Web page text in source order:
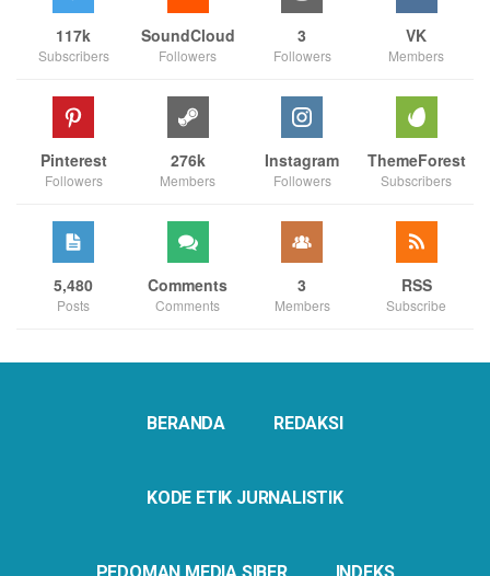
117k
Subscribers
SoundCloud
Followers
3
Followers
VK
Members
Pinterest
Followers
276k
Members
Instagram
Followers
ThemeForest
Subscribers
5,480
Posts
Comments
Comments
3
Members
RSS
Subscribe
BERANDA REDAKSI
KODE ETIK JURNALISTIK